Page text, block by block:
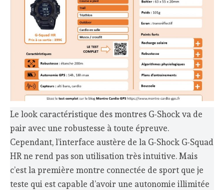
Le look caractéristique des montres G-Shock va de
pair avec une robustesse à toute épreuve.
Cependant, l’interface austère de la G-Shock G-Squad
HR ne rend pas son utilisation très intuitive. Mais
c’est la première montre connectée de sport que je
teste qui est capable d’avoir une autonomie illimitée